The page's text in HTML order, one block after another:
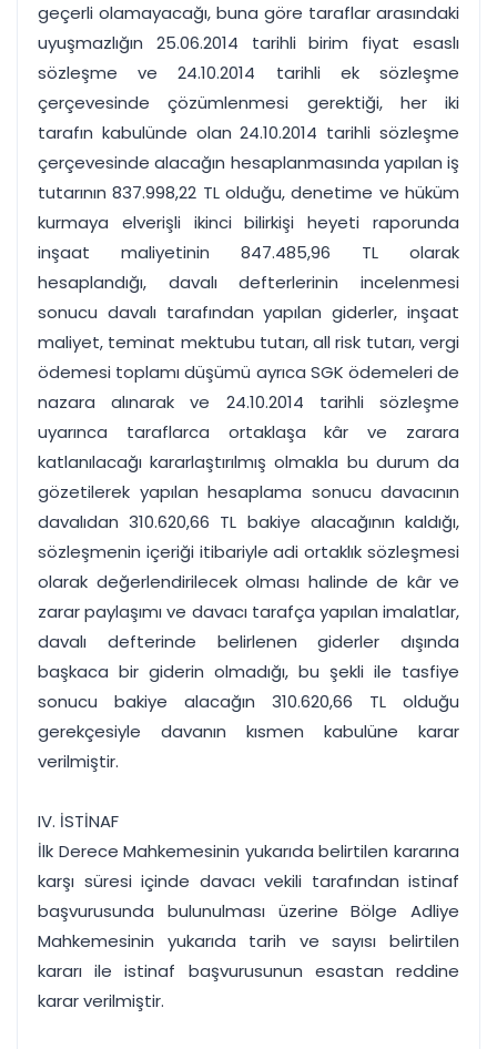
geçerli olamayacağı, buna göre taraflar arasındaki
uyuşmazlığın 25.06.2014 tarihli birim fiyat esaslı
sözleşme ve 24.10.2014 tarihli ek sözleşme
çerçevesinde çözümlenmesi gerektiği, her iki
tarafın kabulünde olan 24.10.2014 tarihli sözleşme
çerçevesinde alacağın hesaplanmasında yapılan iş
tutarının 837.998,22 TL olduğu, denetime ve hüküm
kurmaya elverişli ikinci bilirkişi heyeti raporunda
inşaat maliyetinin 847.485,96 TL olarak
hesaplandığı, davalı defterlerinin incelenmesi
sonucu davalı tarafından yapılan giderler, inşaat
maliyet, teminat mektubu tutarı, all risk tutarı, vergi
ödemesi toplamı düşümü ayrıca SGK ödemeleri de
nazara alınarak ve 24.10.2014 tarihli sözleşme
uyarınca taraflarca ortaklaşa kâr ve zarara
katlanılacağı kararlaştırılmış olmakla bu durum da
gözetilerek yapılan hesaplama sonucu davacının
davalıdan 310.620,66 TL bakiye alacağının kaldığı,
sözleşmenin içeriği itibariyle adi ortaklık sözleşmesi
olarak değerlendirilecek olması halinde de kâr ve
zarar paylaşımı ve davacı tarafça yapılan imalatlar,
davalı defterinde belirlenen giderler dışında
başkaca bir giderin olmadığı, bu şekli ile tasfiye
sonucu bakiye alacağın 310.620,66 TL olduğu
gerekçesiyle davanın kısmen kabulüne karar
verilmiştir.
IV. İSTİNAF
İlk Derece Mahkemesinin yukarıda belirtilen kararına
karşı süresi içinde davacı vekili tarafından istinaf
başvurusunda bulunulması üzerine Bölge Adliye
Mahkemesinin yukarıda tarih ve sayısı belirtilen
kararı ile istinaf başvurusunun esastan reddine
karar verilmiştir.